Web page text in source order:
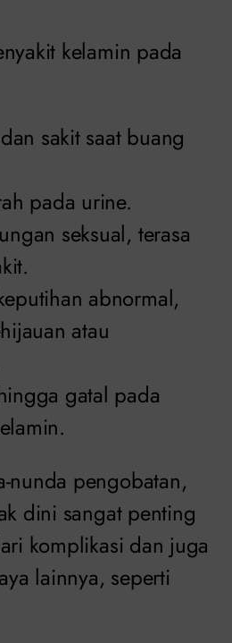
kelamin pada
sakit saat buang
pada urine.
seksual, terasa
abnormal,
atau
gatal pada
nunda pengobatan,
dini sangat penting
komplikasi dan juga
lainnya, seperti